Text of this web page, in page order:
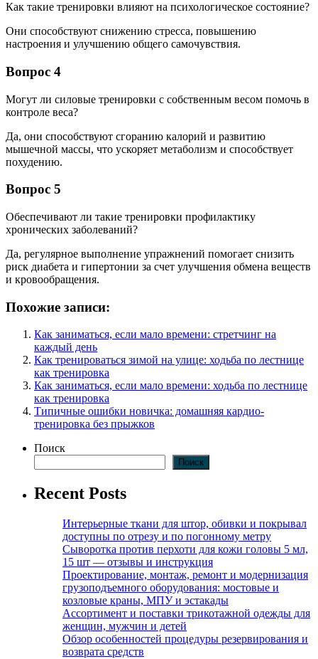
Как такие тренировки влияют на психологическое состояние?
Они способствуют снижению стресса, повышению
настроения и улучшению общего самочувствия.
Вопрос 4
Могут ли силовые тренировки с собственным весом помочь в
контроле веса?
Да, они способствуют сгоранию калорий и развитию
мышечной массы, что ускоряет метаболизм и способствует
похудению.
Вопрос 5
Обеспечивают ли такие тренировки профилактику
хронических заболеваний?
Да, регулярное выполнение упражнений помогает снизить
риск диабета и гипертонии за счет улучшения обмена веществ
и кровообращения.
Похожие записи:
Как заниматься, если мало времени: стретчинг на
каждый день
Как тренироваться зимой на улице: ходьба по лестнице
как тренировка
Как заниматься, если мало времени: ходьба по лестнице
как тренировка
Типичные ошибки новичка: домашняя кардио-
тренировка без прыжков
Поиск
Поиск
Recent Posts
Интерьерные ткани для штор, обивки и покрывал
доступны по отрезу и по погонному метру
Сыворотка против перхоти для кожи головы 5 мл,
15 шт — отзывы и инструкция
Проектирование, монтаж, ремонт и модернизация
грузоподъемного оборудования: мостовые и
козловые краны, МПУ и эстакады
Ассортимент и поставки трикотажной одежды для
женщин, мужчин и детей
Обзор особенностей процедуры резервирования и
возврата средств